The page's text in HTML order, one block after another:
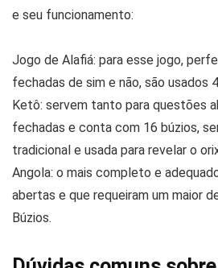
e seu funcionamento:
Jogo de Alafiá: para esse jogo,
fechadas de sim e não, são usados
Ketô: servem tanto para questões
fechadas e conta com 16 búzios,
tradicional e usada para revelar o
Angola: o mais completo e
abertas e que requeiram um maior
Búzios.